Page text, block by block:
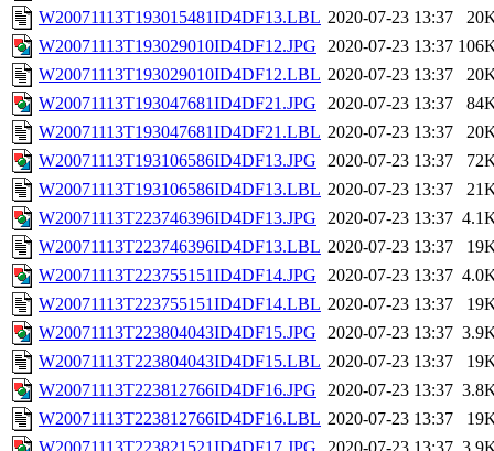
W20071113T193015481ID4DF13.LBL 2020-07-23 13:37
W20071113T193029010ID4DF12.JPG
2020-07-23 13:37
W20071113T193029010ID4DF12.LBL 2020-07-23 13:37
W20071113T193047681ID4DF21.JPG
2020-07-23 13:37
W20071113T193047681ID4DF21.LBL 2020-07-23 13:37
W20071113T193106586ID4DF13.JPG
2020-07-23 13:37
W20071113T193106586ID4DF13.LBL 2020-07-23 13:37
W20071113T223746396ID4DF13.JPG
2020-07-23 13:37
W20071113T223746396ID4DF13.LBL 2020-07-23 13:37
W20071113T223755151ID4DF14.JPG
2020-07-23 13:37
W20071113T223755151ID4DF14.LBL 2020-07-23 13:37
W20071113T223804043ID4DF15.JPG
2020-07-23 13:37
W20071113T223804043ID4DF15.LBL 2020-07-23 13:37
W20071113T223812766ID4DF16.JPG
2020-07-23 13:37
W20071113T223812766ID4DF16.LBL 2020-07-23 13:37